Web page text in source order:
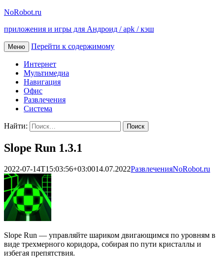
NoRobot.ru
приложения и игры для Андроид / apk / кэш
Меню Перейти к содержимому
Интернет
Мультимедиа
Навигация
Офис
Развлечения
Система
Найти:
Slope Run 1.3.1
2022-07-14T15:03:56+03:0014.07.2022РазвлеченияNoRobot.ru
Slope Run — управляйте шариком двигающимся по уровням в
виде трехмерного коридора, собирая по пути кристаллы и
избегая препятствия.